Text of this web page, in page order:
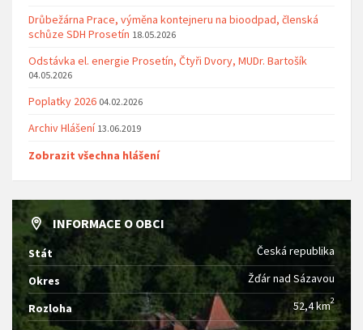
Drůbežárna Prace, výměna kontejneru na bioodpad, členská
schůze SDH Prosetín 18.05.2026
Odstávka el. energie Prosetín, Čtyři Dvory, MUDr. Bartošík
04.05.2026
Poplatky 2026 04.02.2026
Archiv Hlášení 13.06.2019
Zobrazit všechna hlášení
INFORMACE O OBCI
Stát Česká republika
Okres Žďár nad Sázavou
Rozloha 52,4 km2